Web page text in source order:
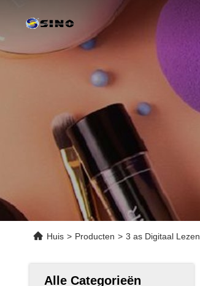
Huis > Producten > 3 as Digitaal Lezen
Alle Categorieën